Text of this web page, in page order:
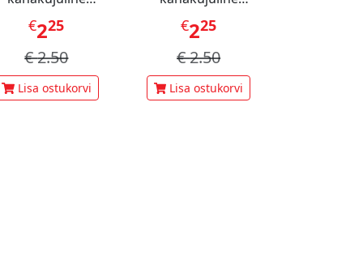
60 g
€225
€2.50
Lisa ostukorvi
šokolaadimaius 60 g
€225
€2.50
Lisa ostukorvi